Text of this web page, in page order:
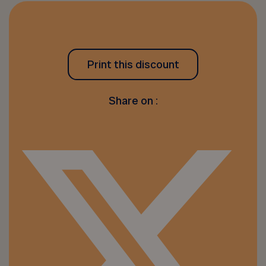
Print this discount
Share on :